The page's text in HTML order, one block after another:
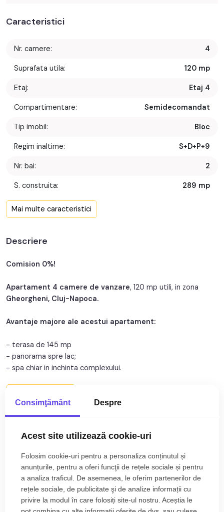
Caracteristici
Nr. camere: 4
Suprafata utila: 120 mp
Etaj: Etaj 4
Compartimentare: Semidecomandat
Tip imobil: Bloc
Regim inaltime: S+D+P+9
Nr. bai: 2
S. construita: 289 mp
Confort:
Pret parcare:
Nr. garaje:
An constructie:
Structura:
Orientare:
Mai multe caracteristici
Descriere
Comision 0%!
Apartament 4 camere de vanzare, 120 mp utili, in zona
Gheorgheni, Cluj-Napoca.
Avantaje majore ale acestui apartament:
- terasa de 145 mp
- panorama spre lac;
- spa chiar in inchinta complexului.
TABOO Imobiliare propune un apartament de vanzare cu 4
camere, semidecomandat, situat in localitatea Cluj-Napoca,
zona Gheorgheni, aflat la etajul 4 intr -un imobil tip bloc cu
structura beton. Suprafata utila de 120 mp + terasa de 145
Apartamentul este structurat astfel:
• Hol;
• Bucatarie;
• 2 bai;
Specificații
Canalizare
Gaz
CATV
Telefon
Acces internet
Fibra optica
Consimţământ Despre
Acest site utilizează cookie-uri
Folosim cookie-uri pentru a personaliza conținutul și
anunțurile, pentru a oferi funcţii de rețele sociale și pentru
a analiza traficul. De asemenea, le oferim partenerilor de
rețele sociale, de publicitate şi de analize informații cu
privire la modul în care folosiți site-ul nostru. Aceștia le